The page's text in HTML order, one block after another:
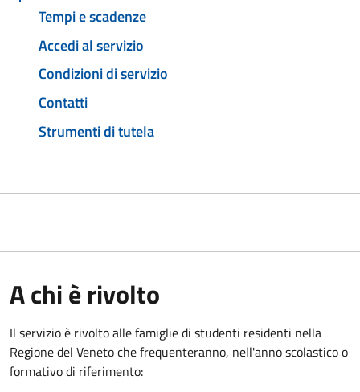
Tempi e scadenze
Accedi al servizio
Condizioni di servizio
Contatti
Strumenti di tutela
A chi è rivolto
Il servizio è rivoltoalle famiglie di studenti residenti nella
Regione del Veneto chefrequenteranno, nell'anno scolastico o
formativo di riferimento: